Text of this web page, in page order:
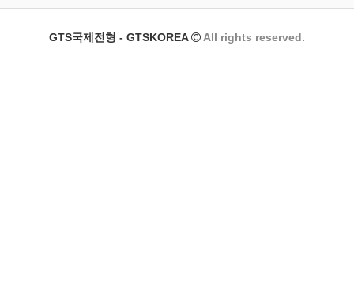
GTS국제전형 - GTSKOREA All rights reserved.